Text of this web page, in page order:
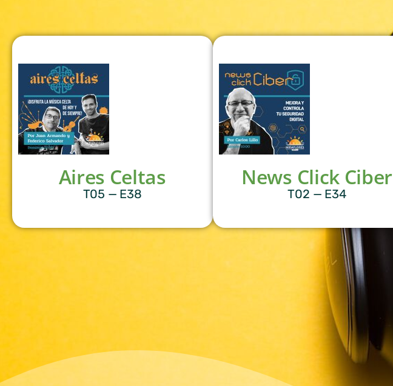
Aires Celtas
T05 — E38
News Click Ciber
T02 — E34